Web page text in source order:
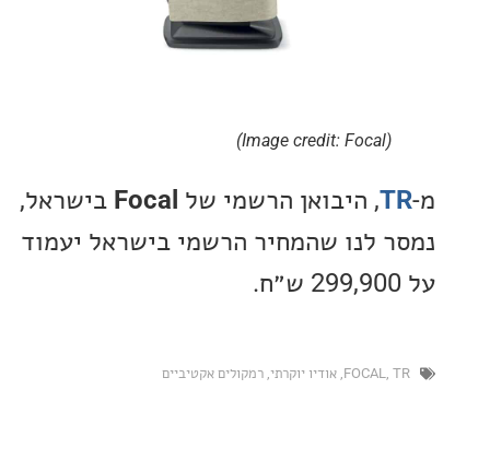
, היבואן הרשמי שלFocalבישראל,
לנו שהמחיר הרשמי בישראל יעמוד
אודיו יוקרתי,רמקולים אקטיביים